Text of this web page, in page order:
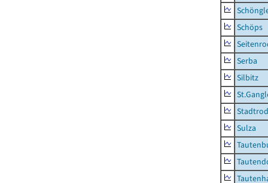
Schöps
Serba
Silbitz
Sulza